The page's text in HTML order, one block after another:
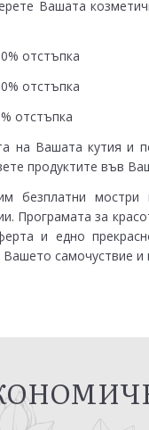
Вашата
отстъпка
отстъпка
отстъпка
на Вашата кутия и
продуктите във
безплатни мостри
Програмата за
и едно
самочуствие и